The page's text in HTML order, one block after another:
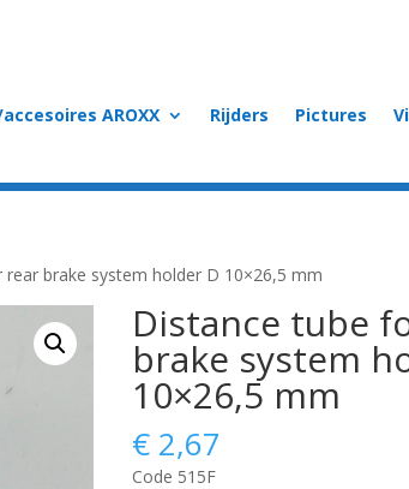
AROXX Rijders Pictures
brake system holder D 10×26,5 mm
Distance tube
brake system
10×26,5 mm
€ 2,67
Code 515F